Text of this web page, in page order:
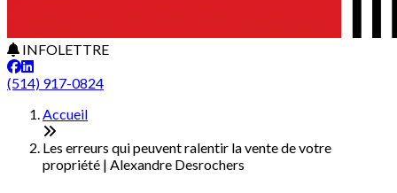
INFOLETTRE
(514) 917-0824
Accueil
Les erreurs qui peuvent ralentir la vente de votre
propriété | Alexandre Desrochers